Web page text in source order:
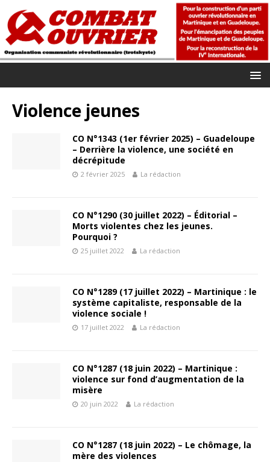
Violence jeunes
CO N°1343 (1er février 2025) – Guadeloupe
– Derrière la violence, une société en
décrépitude
2 février 2025 La rédaction
CO N°1290 (30 juillet 2022) – Éditorial –
Morts violentes chez les jeunes.
Pourquoi ?
25 juillet 2022 La rédaction
CO N°1289 (17 juillet 2022) – Martinique : le
système capitaliste, responsable de la
violence sociale !
17 juillet 2022 La rédaction
CO N°1287 (18 juin 2022) – Martinique :
violence sur fond d’augmentation de la
misère
20 juin 2022 La rédaction
CO N°1287 (18 juin 2022) – Le chômage, la
mère des violences